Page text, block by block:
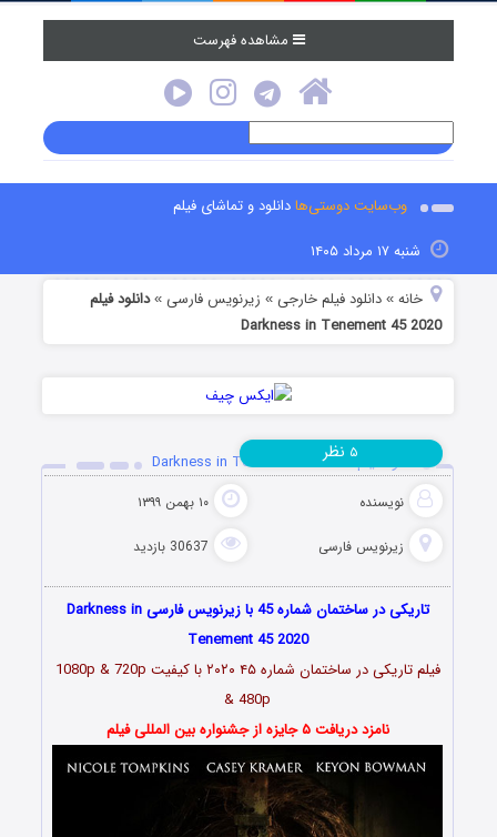
مشاهده فهرست
وب‌سایت دوستی‌هادانلود و تماشای فیلم
شنبه ۱۷ مرداد ۱۴۰۵
خانه »دانلود فیلم خارجی » زیرنویس فارسی »دانلود فیلم
Darkness in Tenement 45 2020
دانلود فیلم Darkness in Tenement 45 2020
نویسنده ۱۰ بهمن ۱۳۹۹
زیرنویس فارسی 30637 بازدید
۵ نظر
تاریکی در ساختمان شماره 45 با زیرنویس فارسی Darkness in
Tenement 45 2020
فیلم تاریکی در ساختمان شماره ۴۵ ۲۰۲۰ با کیفیت 1080p & 720p
& 480p
نامزد دریافت ۵ جایزه از جشنواره بین المللی فیلم